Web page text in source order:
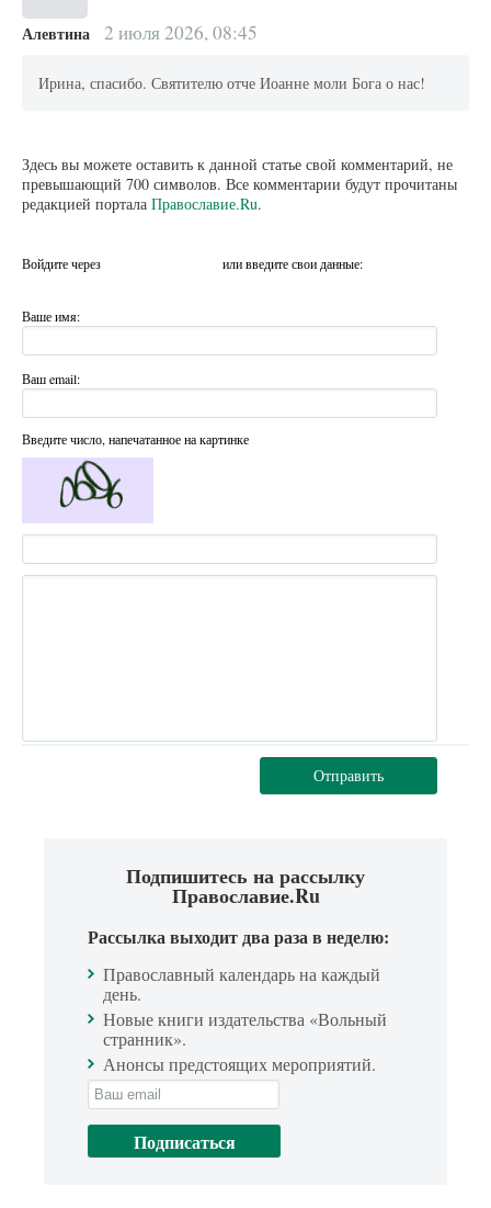
Алевтина 2 июля 2026, 08:45
Ирина, спасибо. Святителю отче Иоанне моли Бога о нас!
Здесь вы можете оставить к данной статье свой комментарий, не
превышающий 700 символов. Все комментарии будут прочитаны
редакцией портала Православие.Ru.
Войдите через или введите свои данные:
Ваше имя:
Ваш email:
Введите число, напечатанное на картинке
Отправить
Подпишитесь на рассылку
Православие.Ru
Рассылка выходит два раза в неделю:
Православный календарь на каждый
день.
Новые книги издательства «Вольный
странник».
Анонсы предстоящих мероприятий.